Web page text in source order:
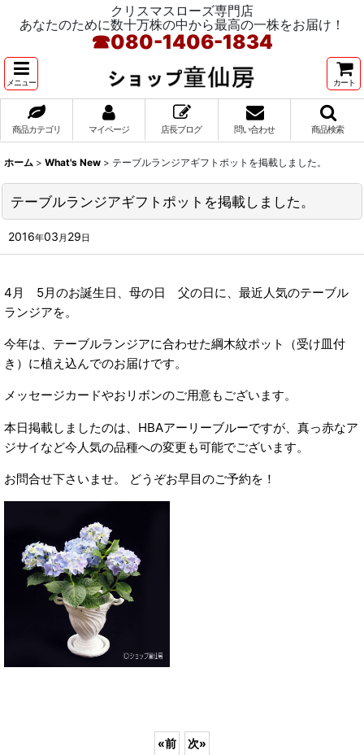
クリスマスローズ専門店
あなたのために数十万株の中から最高の一株をお届け！
☎080-1406-1834
メニュー カート
商品カテゴリ マイページ 店長ブログ 問い合わせ 商品検索
ホーム > What's New > テーブルランジアギフトポットを掲載しました。
テーブルランジアギフトポットを掲載しました。
2016年03 月 29日
4月 5月のお誕生日、母の日 父の日に、最近人気のテーブル
ランジアを。
今年は、テーブルランジアに合わせた綱木紋ポット（受け皿付
き）に植え込んでのお届けです。
メッセージカードやおリボンのご用意もございます。
本日掲載しましたのは、HBAアーリーブルーですが、真っ赤なア
ジサイなど今人気の品種への変更も可能でございます。
お問合せ下さいませ。 どうぞお早目のご予約を！
«前 次»